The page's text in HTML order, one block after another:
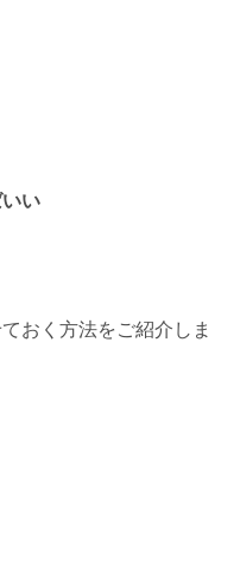
い
おく方法をご紹介しま